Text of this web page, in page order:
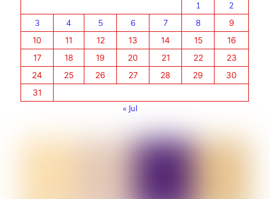
1
2
3
4 5 6 7 8
9
10
11 12 13 14 15
16
17
18 19 20 21 22
23
24
25 26 27 28 29
30
31
« Jul